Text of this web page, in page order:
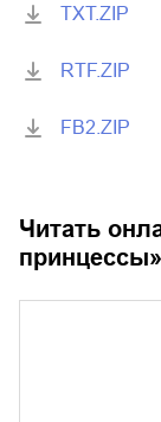
TXT.ZIP
RTF.ZIP
FB2.ZIP
Читать
принцессы»